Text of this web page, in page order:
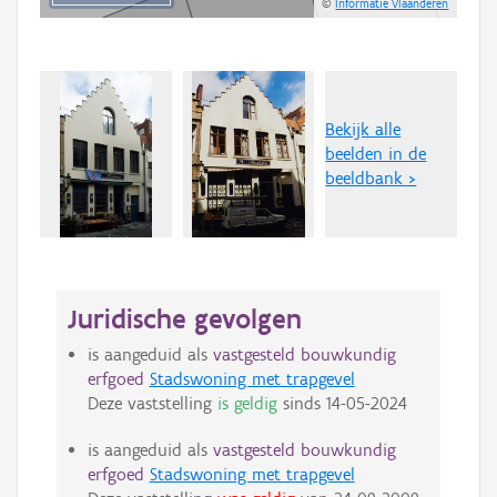
©Informatie Vlaanderen
Bekijk alle
beelden in de
beeldbank >
Juridische gevolgen
is aangeduid als vastgesteld bouwkundig
erfgoed Stadswoning met trapgevel
Deze vaststelling is geldigsinds 14-05-2024
is aangeduid als vastgesteld bouwkundig
erfgoed Stadswoning met trapgevel